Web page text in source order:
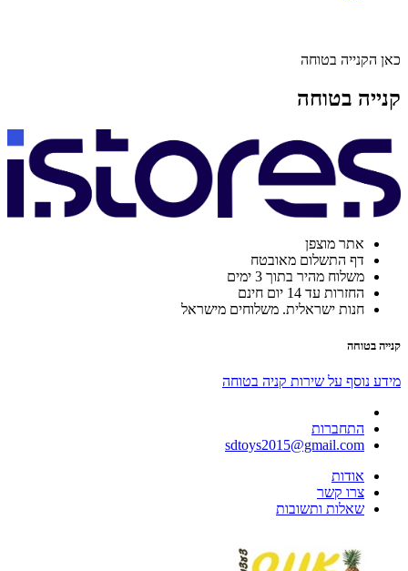
כאן הקנייה בטוחה
קנייה בטוחה
אתר מוצפן
דף התשלום מאובטח
משלוח מהיר בתוך 3 ימים
החזרות עד 14 יום חינם
חנות ישראלית. משלוחים מישראל
קנייה בטוחה
מידע נוסף על שירות קניה בטוחה
התחברות
sdtoys2015@gmail.com
אודות
צרו קשר
שאלות ותשובות